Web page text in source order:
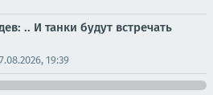
.. И танки будут встречать
19:39